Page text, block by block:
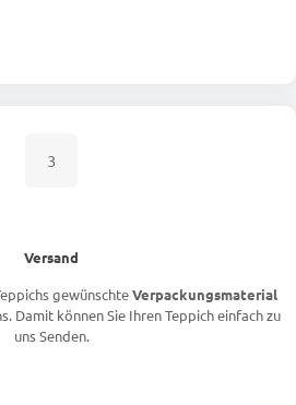
3
Versand
gewünschteVerpackungsmaterial
Damit können Sie Ihren Teppich einfach zu
uns Senden.